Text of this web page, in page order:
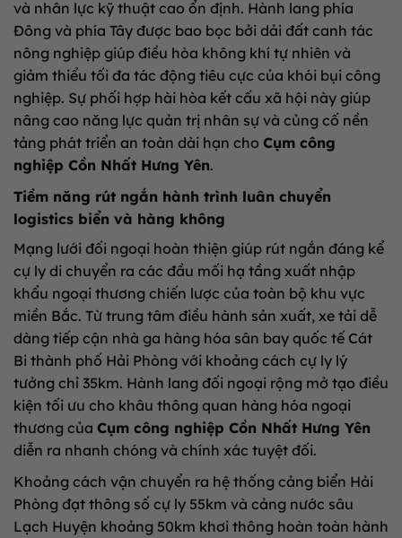
và nhân lực kỹ thuật cao ổn định. Hành lang phía
Đông và phía Tây được bao bọc bởi dải đất canh tác
nông nghiệp giúp điều hòa không khí tự nhiên và
giảm thiểu tối đa tác động tiêu cực của khói bụi công
nghiệp. Sự phối hợp hài hòa kết cấu xã hội này giúp
nâng cao năng lực quản trị nhân sự và củng cố nền
tảng phát triển an toàn dài hạn cho Cụm công
nghiệp Cồn Nhất Hưng Yên.
Tiềm năng rút ngắn hành trình luân chuyển
logistics biển và hàng không
Mạng lưới đối ngoại hoàn thiện giúp rút ngắn đáng kể
cự ly di chuyển ra các đầu mối hạ tầng xuất nhập
khẩu ngoại thương chiến lược của toàn bộ khu vực
miền Bắc. Từ trung tâm điều hành sản xuất, xe tải dễ
dàng tiếp cận nhà ga hàng hóa sân bay quốc tế Cát
Bi thành phố Hải Phòng với khoảng cách cự ly lý
tưởng chỉ 35km. Hành lang đối ngoại rộng mở tạo điều
kiện tối ưu cho khâu thông quan hàng hóa ngoại
thương của Cụm công nghiệp Cồn Nhất Hưng Yên
diễn ra nhanh chóng và chính xác tuyệt đối.
Khoảng cách vận chuyển ra hệ thống cảng biển Hải
Phòng đạt thông số cự ly 55km và cảng nước sâu
Lạch Huyện khoảng 50km khơi thông hoàn toàn hành